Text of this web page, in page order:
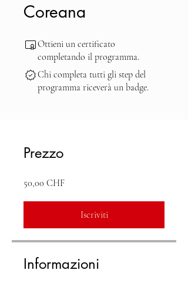
Coreana
Ottieni un certificato
completando il programma.
Chi completa tutti gli step del
programma riceverà un badge.
Prezzo
50,00 CHF
Iscriviti
Informazioni